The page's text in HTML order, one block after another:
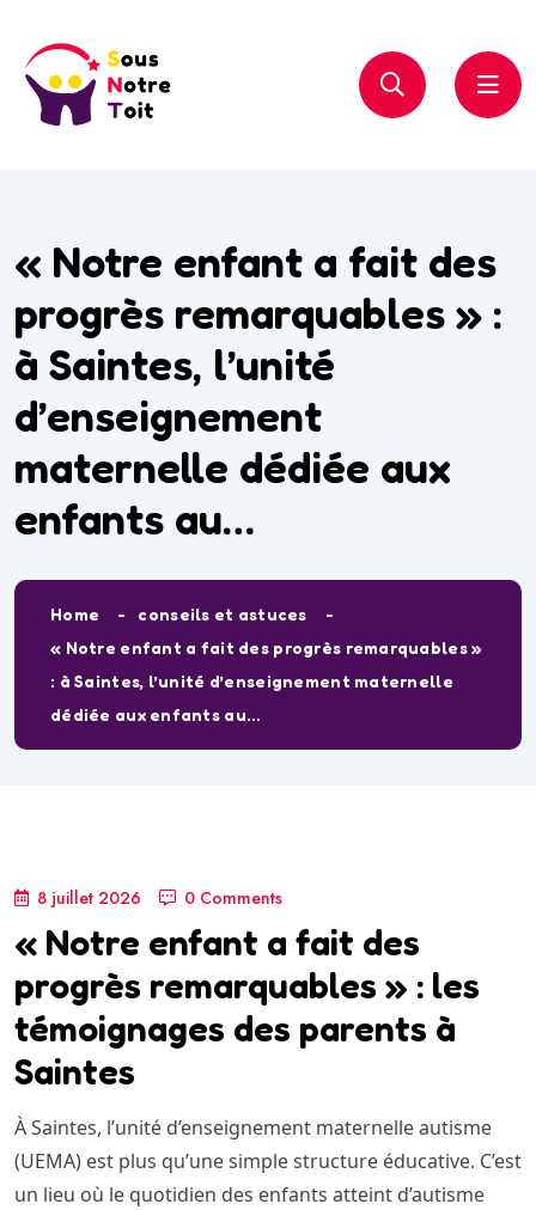
« Notre enfant a fait des
progrès remarquables » :
à Saintes, l’unité
d’enseignement
maternelle dédiée aux
enfants au…
Home
conseils et astuces
« Notre enfant a fait des progrès remarquables »
: à Saintes, l’unité d’enseignement maternelle
dédiée aux enfants au…
8 juillet 2026 0 Comments
« Notre enfant a fait des
progrès remarquables » : les
témoignages des parents à
Saintes
À Saintes, l’unité d’enseignement maternelle autisme
(UEMA) est plus qu’une simple structure éducative. C’est
un lieu où le quotidien des enfants atteint d’autisme